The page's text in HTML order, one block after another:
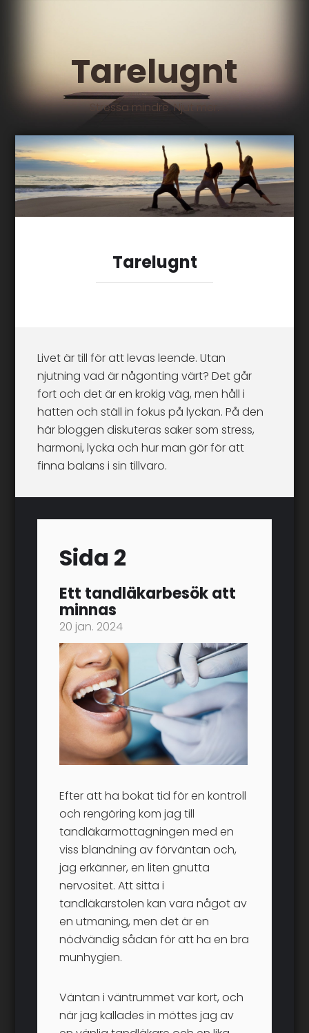
Tarelugnt
Stressa mindre. Njut mer.
Tarelugnt
Livet är till för att levas leende. Utan
njutning vad är någonting värt? Det går
fort och det är en krokig väg, men håll i
hatten och ställ in fokus på lyckan. På den
här bloggen diskuteras saker som stress,
harmoni, lycka och hur man gör för att
finna balans i sin tillvaro.
Sida 2
Ett tandläkarbesök att
minnas
20 jan. 2024
Efter att ha bokat tid för en kontroll
och rengöring kom jag till
tandläkarmottagningen med en
viss blandning av förväntan och,
jag erkänner, en liten gnutta
nervositet. Att sitta i
tandläkarstolen kan vara något av
en utmaning, men det är en
nödvändig sådan för att ha en bra
munhygien.
Väntan i väntrummet var kort, och
när jag kallades in möttes jag av